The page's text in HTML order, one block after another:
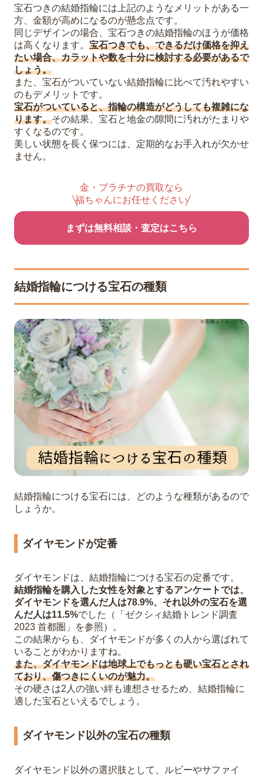
宝石つきの結婚指輪には上記のようなメリットがある一
方、金額が高めになるのが懸念点です。
同じデザインの場合、宝石つきの結婚指輪のほうが価格
は高くなります。 宝石つきでも、できるだけ価格を抑え
たい場合、カラットや数を十分に検討する必要があるで
しょう。
また、宝石がついていない結婚指輪に比べて汚れやすい
のもデメリットです。
宝石がついていると、指輪の構造がどうしても複雑にな
ります。その結果、宝石と地金の隙間に汚れがたまりや
すくなるのです。
美しい状態を長く保つには、定期的なお手入れが欠かせ
ません。
金・プラチナの買取なら
福ちゃんにお任せください
まずは無料相談・査定はこちら
結婚指輪につける宝石の種類
結婚指輪につける宝石には、どのような種類があるので
しょうか。
ダイヤモンドが定番
ダイヤモンドは、結婚指輪につける宝石の定番です。
結婚指輪を購入した女性を対象とするアンケートでは、
ダイヤモンドを選んだ人は78.9%、それ以外の宝石を選
んだ人は11.5%でした（「ゼクシィ結婚トレンド調査
2023 首都圏」を参照）。
この結果からも、ダイヤモンドが多くの人から選ばれて
いることがわかりますね。
また、ダイヤモンドは地球上でもっとも硬い宝石とされ
ており、傷つきにくいのが魅力。
その硬さは2人の強い絆も連想させるため、結婚指輪に
適した宝石といえるでしょう。
ダイヤモンド以外の宝石の種類
ダイヤモンド以外の選択肢として、ルビーやサファイ